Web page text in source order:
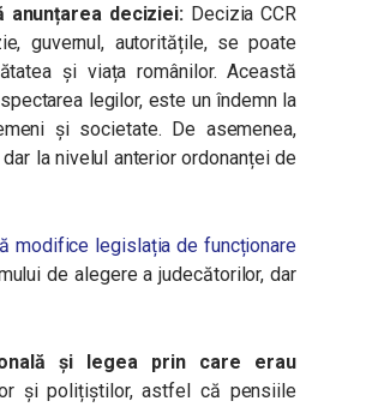
anunțarea deciziei: Decizia CCR
guvernul, autoritățile, se poate
și viața românilor. Această
legilor, este un îndemn la
și societate. De asemenea,
dar la nivelul anterior ordonanței de
modifice legislația de funcționare
de alegere a judecătorilor, dar
și legea prin care erau
și polițiștilor, astfel că pensiile